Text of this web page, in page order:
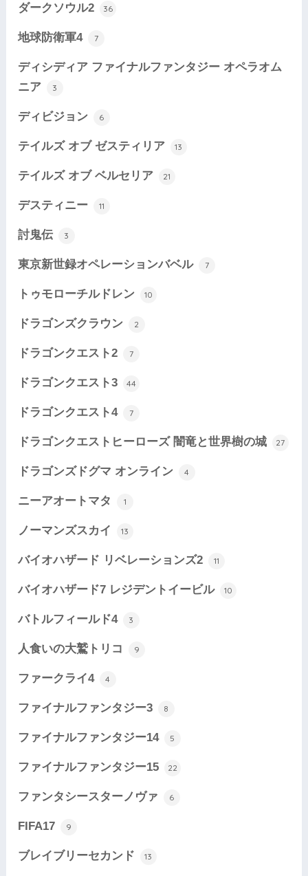
ダークソウル2 36
地球防衛軍4 7
ディシディア ファイナルファンタジー オペラオム
ニア
3
ディビジョン 6
テイルズ オブ ゼスティリア 13
テイルズ オブ ベルセリア 21
デスティニー 11
討鬼伝 3
東京新世録オペレーションバベル 7
トゥモローチルドレン 10
ドラゴンズクラウン 2
ドラゴンクエスト2 7
ドラゴンクエスト3 44
ドラゴンクエスト4 7
ドラゴンクエストヒーローズ 闇竜と世界樹の城 27
ドラゴンズドグマ オンライン 4
ニーアオートマタ 1
ノーマンズスカイ 13
バイオハザード リベレーションズ2 11
バイオハザード7 レジデントイービル 10
バトルフィールド4 3
人食いの大鷲トリコ 9
ファークライ4 4
ファイナルファンタジー3 8
ファイナルファンタジー14 5
ファイナルファンタジー15 22
ファンタシースターノヴァ 6
FIFA17 9
ブレイブリーセカンド 13